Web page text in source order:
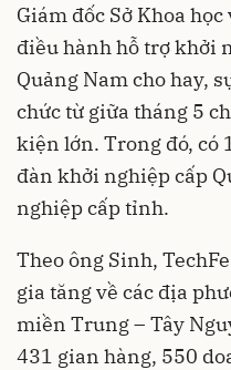
Giám đốc Sở Khoa
điều hành hỗ trợ khởi
Quảng Nam cho hay,
chức từ giữa tháng 5
kiện lớn. Trong đó, có
đàn khởi nghiệp cấp
nghiệp cấp tỉnh.
Theo ông Sinh,
gia tăng về các địa
miền Trung – Tây
431 gian hàng, 550